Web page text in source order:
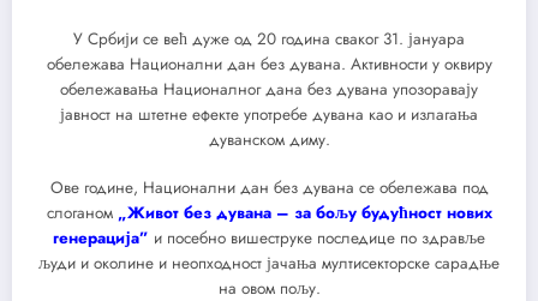
У Србији се већ дуже од 20 година сваког 31. јануара
обележава Национални дан без дувана. Активности у оквиру
обележавања Националног дана без дувана упозоравају
јавност на штетне ефекте употребе дувана као и излагања
дуванском диму.
Ове године, Национални дан без дувана се обележава под
слоганом „Живот без дувана – за бољу будућност нових
генерацијa” и посебно вишеструке последице по здравље
људи и околине и неопходност јачања мултисекторске сарадње
на овом пољу.